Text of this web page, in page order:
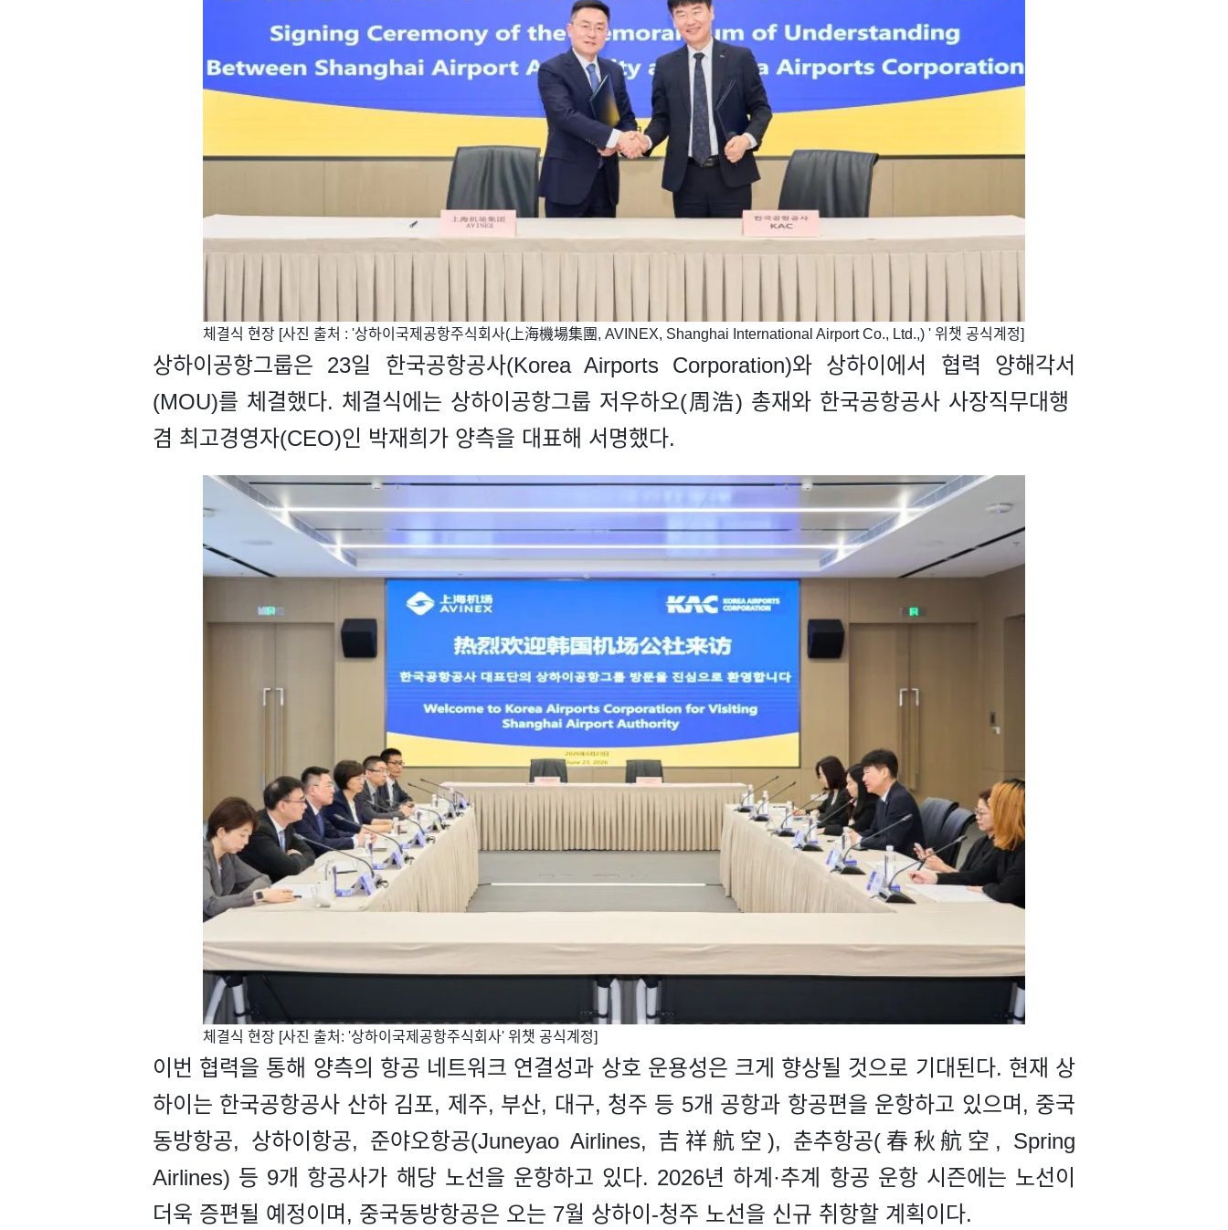
​체결식 현장 [사진 출처 : '상하이국제공항주식회사(上海機場集團, AVINEX, Shanghai International Airport Co., Ltd.,) ' 위챗 공식계정]
상하이공항그룹은 23일 한국공항공사(Korea Airports Corporation)와 상하이에서 협력 양해각서
(MOU)를 체결했다. 체결식에는 상하이공항그룹 저우하오(周浩) 총재와 한국공항공사 사장직무대행
겸 최고경영자(CEO)인 박재희가 양측을 대표해 서명했다.
​체결식 현장 [사진 출처: '상하이국제공항주식회사' 위챗 공식계정]
이번 협력을 통해 양측의 항공 네트워크 연결성과 상호 운용성은 크게 향상될 것으로 기대된다. 현재 상
하이는 한국공항공사 산하 김포, 제주, 부산, 대구, 청주 등 5개 공항과 항공편을 운항하고 있으며, 중국
동방항공, 상하이항공, 준야오항공(Juneyao Airlines, 吉祥航空), 춘추항공(春秋航空, Spring
Airlines) 등 9개 항공사가 해당 노선을 운항하고 있다. 2026년 하계·추계 항공 운항 시즌에는 노선이
더욱 증편될 예정이며, 중국동방항공은 오는 7월 상하이-청주 노선을 신규 취항할 계획이다.